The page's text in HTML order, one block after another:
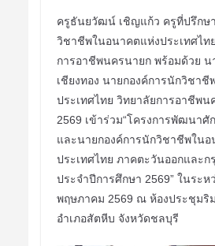
ครูธันยวัฒน์ เชิญแก้ว ครูที่ปรึกษ
วิชาชีพในอนาคตแห่งประเทศไท
การอาชีพนครนายก พร้อมด้วย
เชียงทอง นายกองค์การนักวิชาชี
ประเทศไทย วิทยาลัยการอาชีพน
2569 เข้าร่วม“โครงการพัฒนาศั
และนายกองค์การนักวิชาชีพในอ
ประเทศไทย ภาคตะวันออกและก
ประจำปีการศึกษา 2569” ในระห
พฤษภาคม 2569 ณ ห้องประชุมริ
อำเภอสัตหีบ จังหวัดชลบุรี